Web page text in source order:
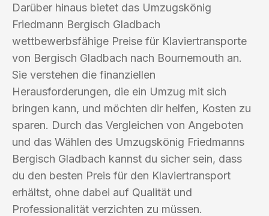
Darüber hinaus bietet das Umzugskönig
Friedmann Bergisch Gladbach
wettbewerbsfähige Preise für Klaviertransporte
von Bergisch Gladbach nach Bournemouth an.
Sie verstehen die finanziellen
Herausforderungen, die ein Umzug mit sich
bringen kann, und möchten dir helfen, Kosten zu
sparen. Durch das Vergleichen von Angeboten
und das Wählen des Umzugskönig Friedmanns
Bergisch Gladbach kannst du sicher sein, dass
du den besten Preis für den Klaviertransport
erhältst, ohne dabei auf Qualität und
Professionalität verzichten zu müssen.